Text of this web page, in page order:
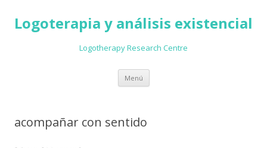
Logoterapia y análisis existencial
Logotherapy Research Centre
Menú Ir
contenido
acompañar con sentido